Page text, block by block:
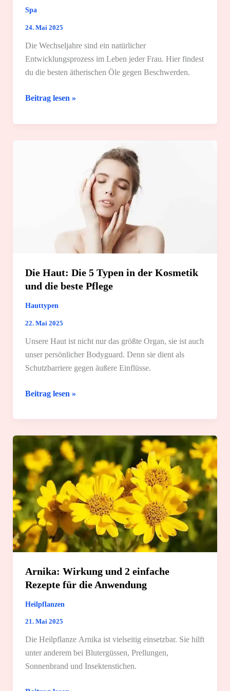
Spa
24. Mai 2025
Die Wechseljahre sind ein natürlicher
Entwicklungsprozess im Leben jeder Frau. Hier findest
du die besten ätherischen Öle gegen Beschwerden.
Die
besten
Wechseljahrsbeschwerden
Beitrag lesen »
Die Haut: Die 5 Typen in der Kosmetik
und die beste Pflege
Hauttypen
22. Mai 2025
Unsere Haut ist nicht nur das größte Organ, sie ist auch
unser persönlicher Bodyguard. Denn sie dient als
Schutzbarriere gegen äußere Einflüsse.
Die
Die
Typen
in
der
Kosmetik
und
die
beste
Pflege
Beitrag lesen »
Arnika: Wirkung und 2 einfache
Rezepte für die Anwendung
Heilpflanzen
21. Mai 2025
Die Heilpflanze Arnika ist vielseitig einsetzbar. Sie hilft
unter anderem bei Blutergüssen, Prellungen,
Sonnenbrand und Insektenstichen.